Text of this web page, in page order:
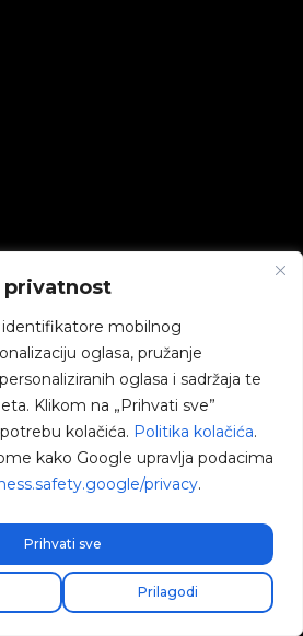
privatnost
identifikatore mobilnog
oglasa, pružanje
oglasa i sadržaja te
Klikom na „Prihvati sve”
kolačića. Politika kolačića.
kako Google upravlja podacima
privacy.
Prilagodi
Prihvati sve